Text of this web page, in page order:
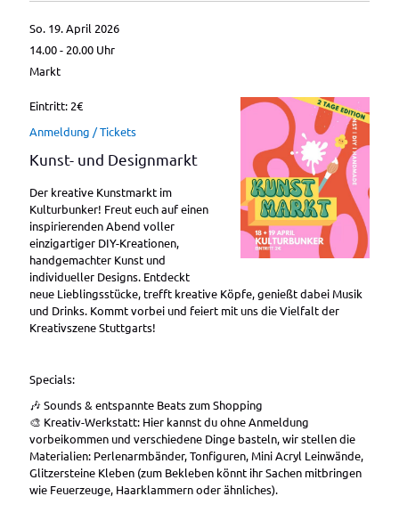
So. 19. April 2026
14.00 - 20.00 Uhr
Markt
Eintritt: 2€
Anmeldung / Tickets
Kunst- und Designmarkt
Der kreative Kunstmarkt im
Kulturbunker! Freut euch auf einen
inspirierenden Abend voller
einzigartiger DIY-Kreationen,
handgemachter Kunst und
individueller Designs. Entdeckt
neue Lieblingsstücke, trefft kreative Köpfe, genießt dabei Musik
und Drinks. Kommt vorbei und feiert mit uns die Vielfalt der
Kreativszene Stuttgarts!
Specials:
🎶 Sounds & entspannte Beats zum Shopping
🎨 Kreativ-Werkstatt: Hier kannst du ohne Anmeldung
vorbeikommen und verschiedene Dinge basteln, wir stellen die
Materialien: Perlenarmbänder, Tonfiguren, Mini Acryl Leinwände,
Glitzersteine Kleben (zum Bekleben könnt ihr Sachen mitbringen
wie Feuerzeuge, Haarklammern oder ähnliches).